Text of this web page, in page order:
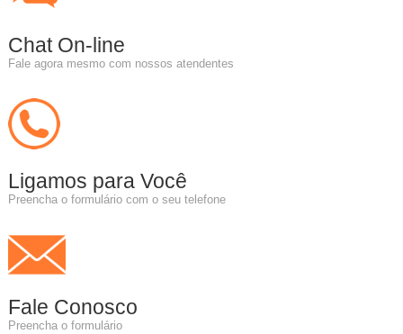
Chat On-line
Fale agora mesmo com nossos atendentes
Ligamos para Você
Preencha o formulário com o seu telefone
Fale Conosco
Preencha o formulário